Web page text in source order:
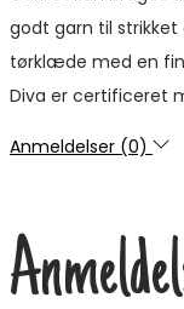
godt garn til
tørklæde med en
Diva er certificeret
Anmeldelser (0)